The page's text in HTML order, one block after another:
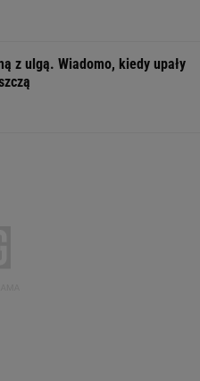
z ulgą. Wiadomo, kiedy upały